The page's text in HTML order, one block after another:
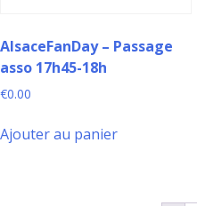
AlsaceFanDay – Passage
asso 17h45-18h
€0.00
Ajouter au panier